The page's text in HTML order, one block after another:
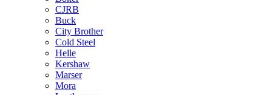
CJRB
Buck
City Brother
Cold Steel
Helle
Kershaw
Marser
Mora